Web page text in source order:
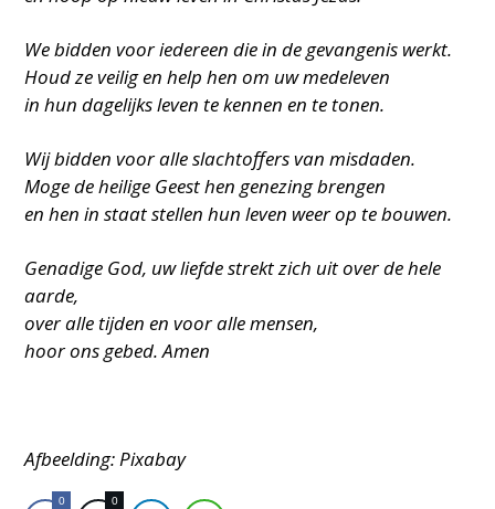
We bidden voor iedereen die in de gevangenis werkt.
Houd ze veilig en help hen om uw medeleven
in hun dagelijks leven te kennen en te tonen.
Wij bidden voor alle slachtoffers van misdaden.
Moge de heilige Geest hen genezing brengen
en hen in staat stellen hun leven weer op te bouwen.
Genadige God, uw liefde strekt zich uit over de hele
aarde,
over alle tijden en voor alle mensen,
hoor ons gebed. Amen
Afbeelding: Pixabay
0 0